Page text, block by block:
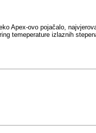
Apex-ovo pojačalo,
temeperature izlaznih